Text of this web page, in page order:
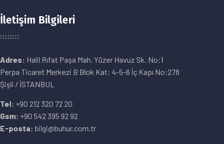
İletişim Bilgileri
Adres: Halil Rıfat Paşa Mah. Yüzer Havuz Sk. No:1
Perpa Ticaret Merkezi B Blok Kat: 4-5-6 İç Kapı No:278
Şişli / İSTANBUL
Tel: +90 212 320 72 20
Gsm: +90 542 395 92 92
E-posta: bilgi@buhur.com.tr